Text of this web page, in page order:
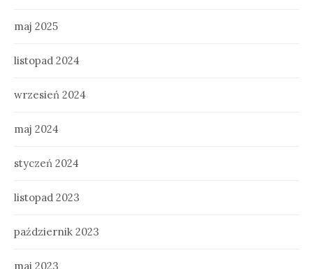
maj 2025
listopad 2024
wrzesień 2024
maj 2024
styczeń 2024
listopad 2023
październik 2023
maj 2023